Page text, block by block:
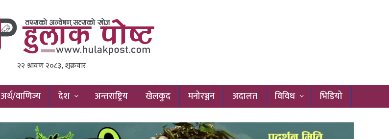
अर्थ/वाणिज्य देश अन्तराष्ट्रिय खेलकुद मनोरञ्जन अदालत विविध भिडियो